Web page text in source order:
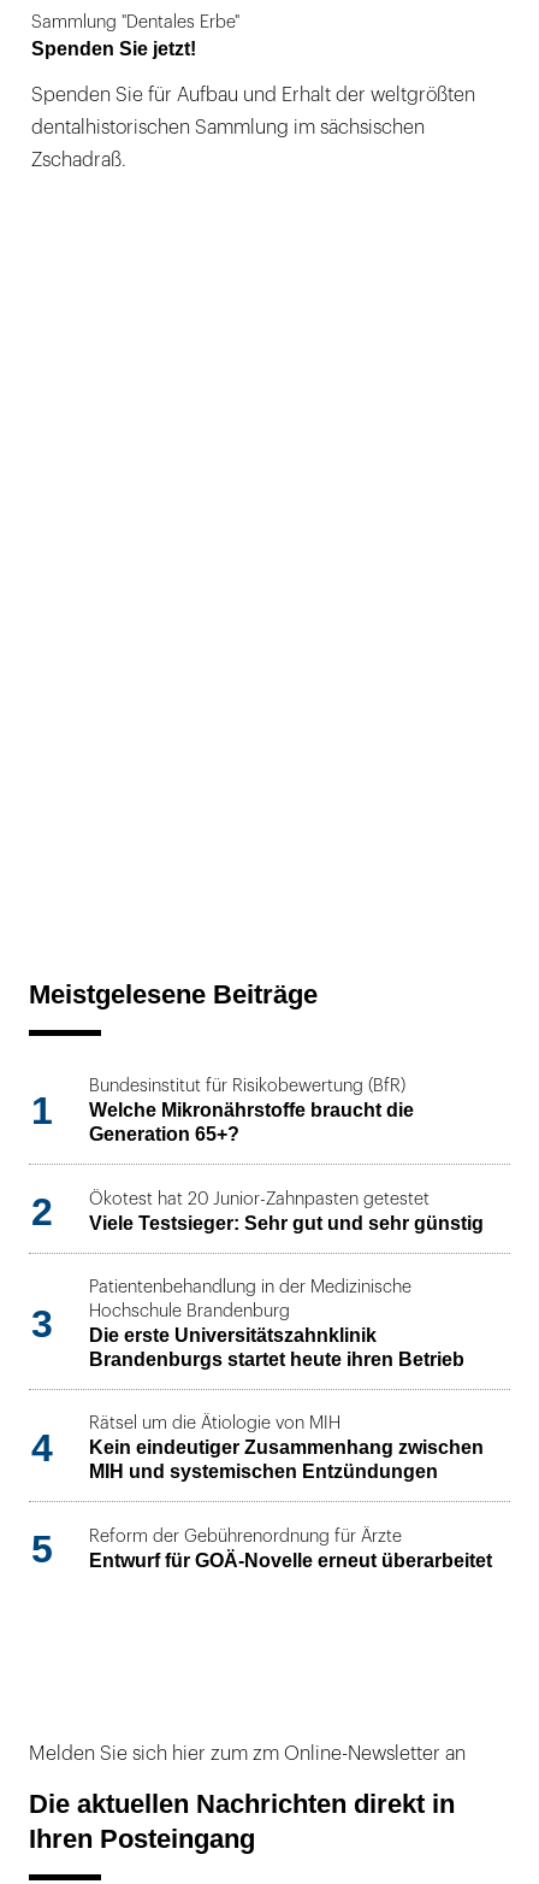
Sammlung "Dentales Erbe"
Spenden Sie jetzt!
Spenden Sie für Aufbau und Erhalt der weltgrößten
dentalhistorischen Sammlung im sächsischen
Zschadraß.
Meistgelesene Beiträge
1
Bundesinstitut für Risikobewertung (BfR)
Welche Mikronährstoffe braucht die
Generation 65+?
2 Ökotest hat 20 Junior-Zahnpasten getestet
Viele Testsieger: Sehr gut und sehr günstig
3
Patientenbehandlung in der Medizinische
Hochschule Brandenburg
Die erste Universitätszahnklinik
Brandenburgs startet heute ihren Betrieb
4
Rätsel um die Ätiologie von MIH
Kein eindeutiger Zusammenhang zwischen
MIH und systemischen Entzündungen
5 Reform der Gebührenordnung für Ärzte
Entwurf für GOÄ-Novelle erneut überarbeitet
Melden Sie sich hier zum zm Online-Newsletter an
Die aktuellen Nachrichten direkt in
Ihren Posteingang